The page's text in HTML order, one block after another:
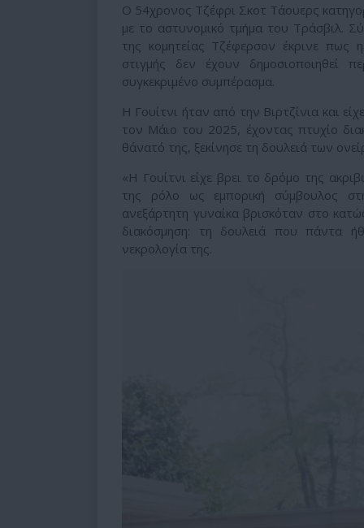
Ο 54χρονος Τζέφρι Σκοτ Τάουερς
με το αστυνομικό τμήμα του Τράσβιλ.
της κομητείας Τζέφερσον έκρινε πως
στιγμής δεν έχουν δημοσιοποιηθεί
συγκεκριμένο συμπέρασμα.
Η Γουίτνι ήταν από την Βιρτζίνια και
τον Μάιο του 2025, έχοντας πτυχίο
θάνατό της, ξεκίνησε τη δουλειά των
«Η Γουίτνι είχε βρει το δρόμο της
της ρόλο ως εμπορική σύμβουλος
ανεξάρτητη γυναίκα βρισκόταν στο
διακόσμηση: τη δουλειά που πάντα
νεκρολογία της.